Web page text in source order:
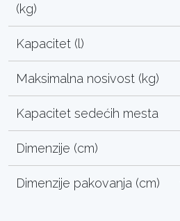
(kg)
Kapacitet (l)
Maksimalna nosivost (kg)
Kapacitet sedećih mesta
Dimenzije (cm)
Dimenzije pakovanja (cm)